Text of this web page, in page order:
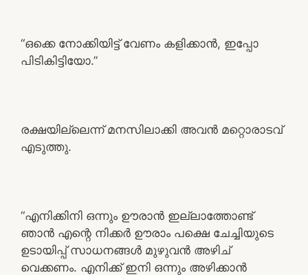
“ഒക്കെ നോക്കിയിട്ട് വേണം കളിക്കാൻ, ഇപ്പോ
പിടികിട്ടിയോ.”
രക്ഷയില്ലെന്ന് മനസിലാക്കി അവൻ മറ്റൊരാടവ്
എടുത്തു.
“എനിക്കിനി ഒന്നും ഊരാൻ ഇല്ലാത്തോണ്ട്
ഞാൻ എന്റെ നിക്കർ ഊരാം പക്ഷെ ചേച്ചിയുടെ
ഉടായിപ്പ് സാധനങ്ങൾ മുഴുവൻ അഴിച്
വെക്കണം. എനിക്ക് ഇനി ഒന്നും അഴിക്കാൻ